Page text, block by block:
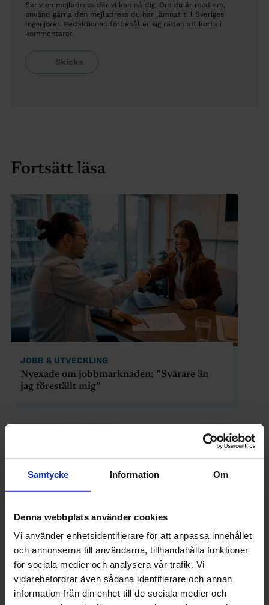
Samtycke Information Om
Denna webbplats använder cookies
Vi använder enhetsidentifierare för att anpassa innehållet
och annonserna till användarna, tillhandahålla funktioner
för sociala medier och analysera vår trafik. Vi
vidarebefordrar även sådana identifierare och annan
information från din enhet till de sociala medier och
Skriv en mejladress där vi kan nå dig. Om du är medlem,
använd gärna den mejladress du har lämnat till Sveriges
Ingenjörer. Redaktionen förbehåller sig rätten att korta i
kommentarer.
Fortsätt läsa
JOBB & UTVECKLING
Nyexade om jobbmarknaden: ”Svårare än
jag föreställt mig”
JOBB & UTVECKLING